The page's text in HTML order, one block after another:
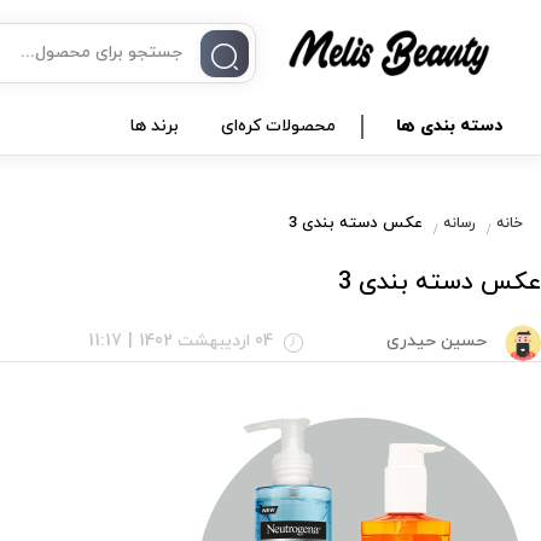
دسته بندی ها محصولات کره‌ای برند ها
خانه رسانه عکس دسته بندی 3
عکس دسته بندی 3
حسین حیدری 04 اردیبهشت 1402 11:17